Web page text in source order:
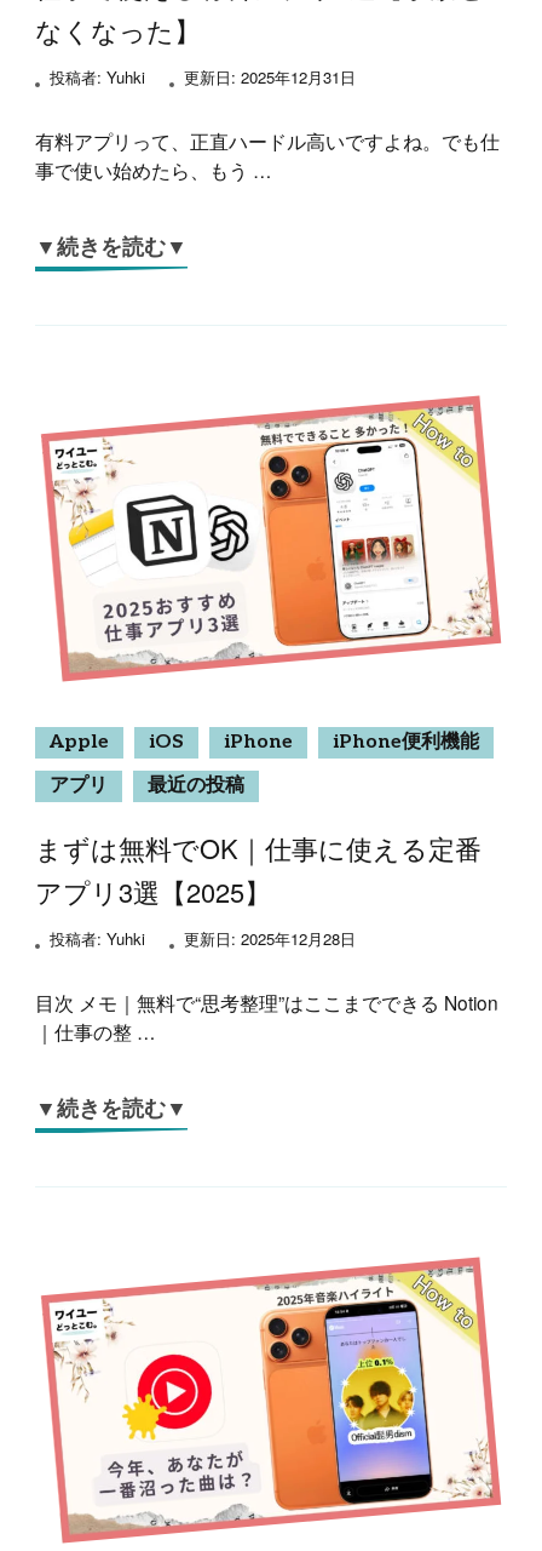
なくなった】
投稿者: Yuhki 更新日: 2025年12月31日
有料アプリって、正直ハードル高いですよね。でも仕
事で使い始めたら、もう …
▼続きを読む▼
Apple iOS iPhone
iPhone便利機能
アプリ
最近の投稿
まずは無料でOK｜仕事に使える定番
アプリ3選【2025】
投稿者: Yuhki 更新日: 2025年12月28日
目次 メモ｜無料で“思考整理”はここまでできる Notion
｜仕事の整 …
▼続きを読む▼